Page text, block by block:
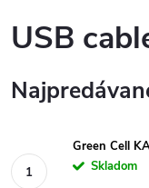
USB
Green Cell
Skladom